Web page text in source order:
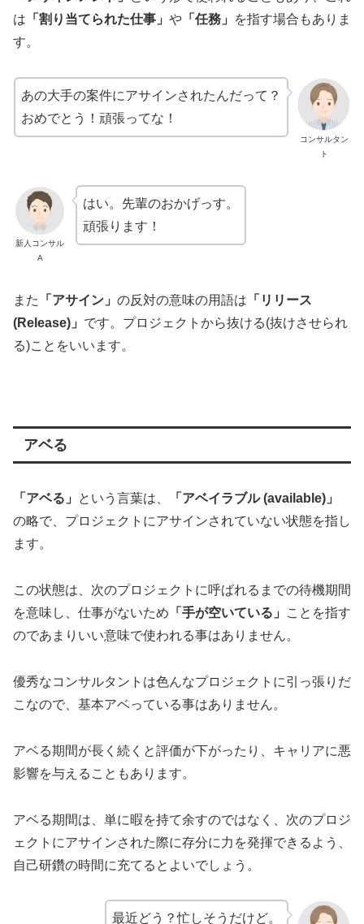
は 「割り当てられた仕事」 や 「任務」
を指す場合もありま
す。
コンサルタン
ト
あの大手の案件にアサインされたんだって？
おめでとう！頑張ってな！
新人コンサル
A
はい。先輩のおかげっす。
頑張ります！
また 「アサイン」 の反対の意味の用語は 「リリース
(Release)」 です。プロジェクトから抜ける(抜けさせられ
る)ことをいいます。
アベる
「アベる」 という言葉は、
「アベイラブル (available)」
の略で、プロジェクトにアサインされていない状態を指し
ます。
この状態は、次のプロジェクトに呼ばれるまでの待機期間
を意味し、仕事がないため 「手が空いている」
ことを指す
のであまりいい意味で使われる事はありません。
優秀なコンサルタントは色んなプロジェクトに引っ張りだ
こなので、基本アベっている事はありません。
アベる期間が長く続くと評価が下がったり、キャリアに悪
影響を与えることもあります。
アベる期間は、単に暇を持て余すのではなく、次のプロジ
ェクトにアサインされた際に存分に力を発揮できるよう、
自己研鑽の時間に充てるとよいでしょう。
最近どう？忙しそうだけど。